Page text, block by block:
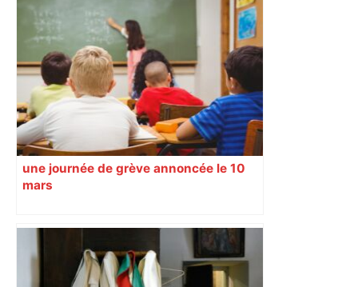
une journée de grève annoncée le 10
mars